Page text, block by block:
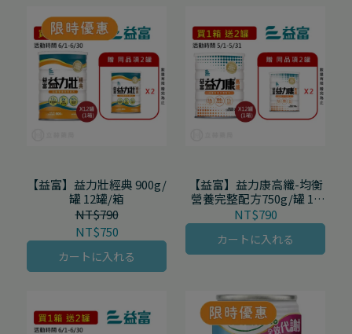
【益富】益力壯經典 900g/
罐 12罐/箱
NT$750
NT$790
カートに入れる
【益富】益力康高纖-均衡
營養完整配方750g/罐 12
罐/箱
NT$790
カートに入れる